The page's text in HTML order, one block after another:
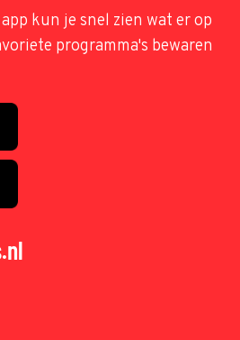
kun je snel zien wat er op
programma's bewaren